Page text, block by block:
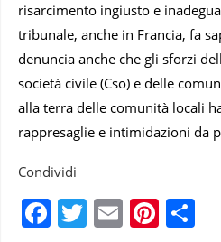
risarcimento ingiusto e
tribunale, anche in Francia, fa
denuncia anche che gli sforzi
società civile (Cso) e delle
alla terra delle comunità locali
rappresaglie e intimidazioni da
Condividi
Facebook
Twitter
Email